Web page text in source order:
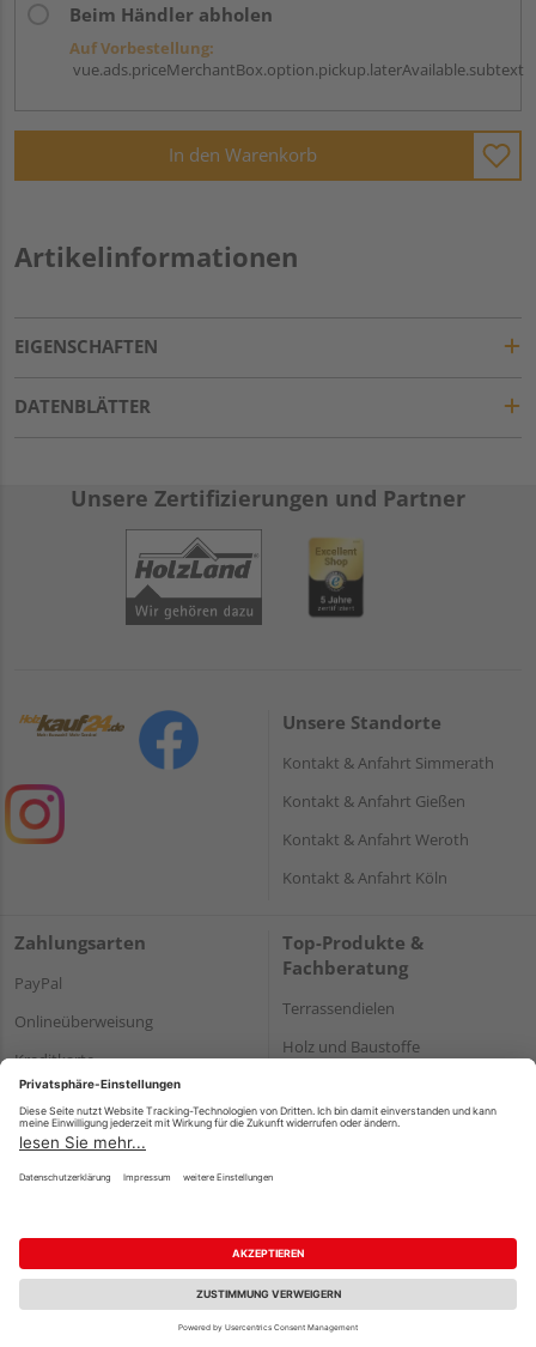
Beim Händler abholen
Auf Vorbestellung:
vue.ads.priceMerchantBox.option.pickup.laterAvailable.subtext
In den Warenkorb
Artikelinformationen
EIGENSCHAFTEN
DATENBLÄTTER
Unsere Zertifizierungen und Partner
Unsere Standorte
Kontakt & Anfahrt Simmerath
Kontakt & Anfahrt Gießen
Kontakt & Anfahrt Weroth
Kontakt & Anfahrt Köln
Zahlungsarten
PayPal
Onlineüberweisung
Kreditkarte
Rechnung*
*Bonität vorausgesetzt
Top-Produkte &
Fachberatung
Terrassendielen
Holz und Baustoffe
Impressum Datenschutz AGB
Barrierefreiheitserklärung
Vertrag widerrufen